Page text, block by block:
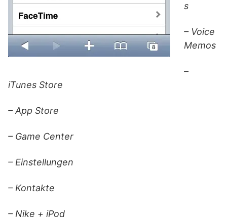
s
– Voice
Memos
–
iTunes Store
– App Store
– Game Center
– Einstellungen
– Kontakte
– Nike + iPod